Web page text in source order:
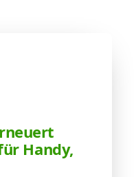
Handy,